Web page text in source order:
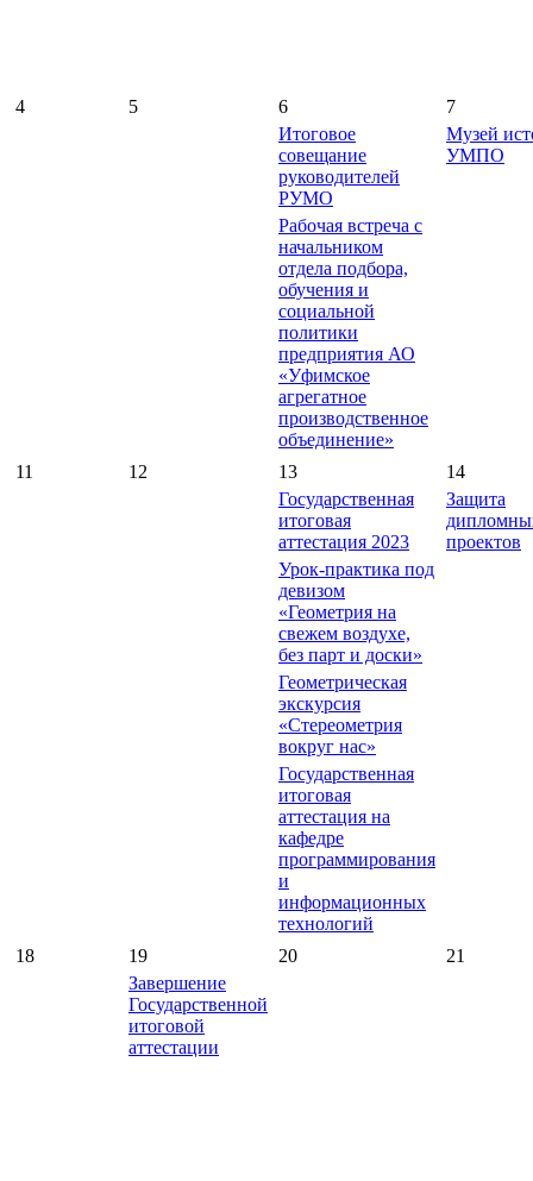
4 5
6
Итоговое
совещание
руководителей
РУМО
Рабочая встреча c
начальником
отдела подбора,
обучения и
социальной
политики
предприятия АО
«Уфимское
агрегатное
производственное
объединение»
7
Музей
УМПО
11 12
13
Государственная
итоговая
аттестация 2023
Урок-практика под
девизом
«Геометрия на
свежем воздухе,
без парт и доски»
Геометрическая
экскурсия
«Стереометрия
вокруг нас»
Государственная
итоговая
аттестация на
кафедре
программирования
и
информационных
технологий
14
Защита
проектов
18
19
Завершение
Государственной
итоговой
аттестации
20 21